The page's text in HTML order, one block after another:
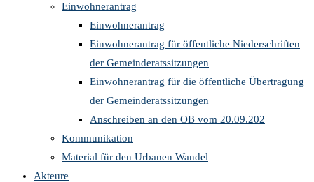
Einwohnerantrag
Einwohnerantrag
Einwohnerantrag für öffentliche Niederschriften
der Gemeinderatssitzungen
Einwohnerantrag für die öffentliche Übertragung
der Gemeinderatssitzungen
Anschreiben an den OB vom 20.09.202
Kommunikation
Material für den Urbanen Wandel
Akteure